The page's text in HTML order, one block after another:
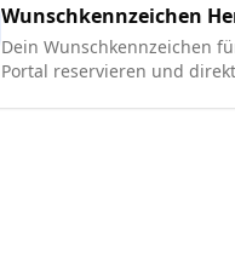
Wunschkennzeichen
Dein Wunschkennzeichen
Portal reservieren und